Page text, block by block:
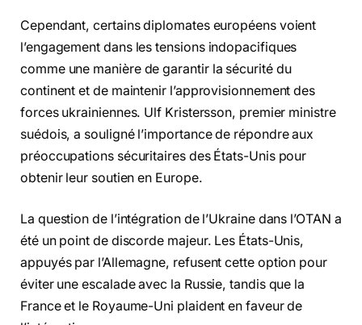
Cependant, certains diplomates européens voient
l’engagement dans les tensions indopacifiques
comme une manière de garantir la sécurité du
continent et de maintenir l’approvisionnement des
forces ukrainiennes. Ulf Kristersson, premier ministre
suédois, a souligné l’importance de répondre aux
préoccupations sécuritaires des États-Unis pour
obtenir leur soutien en Europe.
La question de l’intégration de l’Ukraine dans l’OTAN a
été un point de discorde majeur. Les États-Unis,
appuyés par l’Allemagne, refusent cette option pour
éviter une escalade avec la Russie, tandis que la
France et le Royaume-Uni plaident en faveur de